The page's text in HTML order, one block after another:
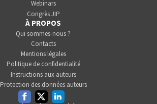
Webinars
Congrès JIP
À PROPOS
Qui sommes-nous ?
Contacts
Mentions légales
Politique de confidentialité
Instructions aux auteurs
Protection des données auteurs
FacebookTwitterLinkedin